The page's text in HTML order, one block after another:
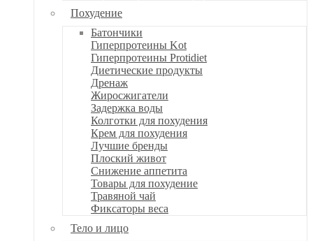
Похудение
Батончики
Гиперпротеины Kot
Гиперпротеины Protidiet
Диетические продукты
Дренаж
Жиросжигатели
Задержка воды
Колготки для похудения
Крем для похудения
Лучшие бренды
Плоский живот
Снижение аппетита
Товары для похудение
Травяной чай
Фиксаторы веса
Тело и лицо